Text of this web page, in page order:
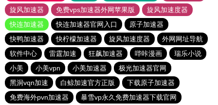
旋风加速器
免费vps加速器外网苹果版
旋风加速度器
快连加速器
快连加速器官网入口
原子加速器
快鸭加速器
快柠檬加速器 旋风加速度器
外网网址导航
软件中心
雷霆加速 狂飙加速器 哔咔漫画
瑞乐小说
小美
小美vpn 小美加速器
极光加速器官网
黑洞vqn加速
白鲸加速官方正版
下载原子加速器
免费海外pvn加速器
暴雪vp永久免费加速器下载官网